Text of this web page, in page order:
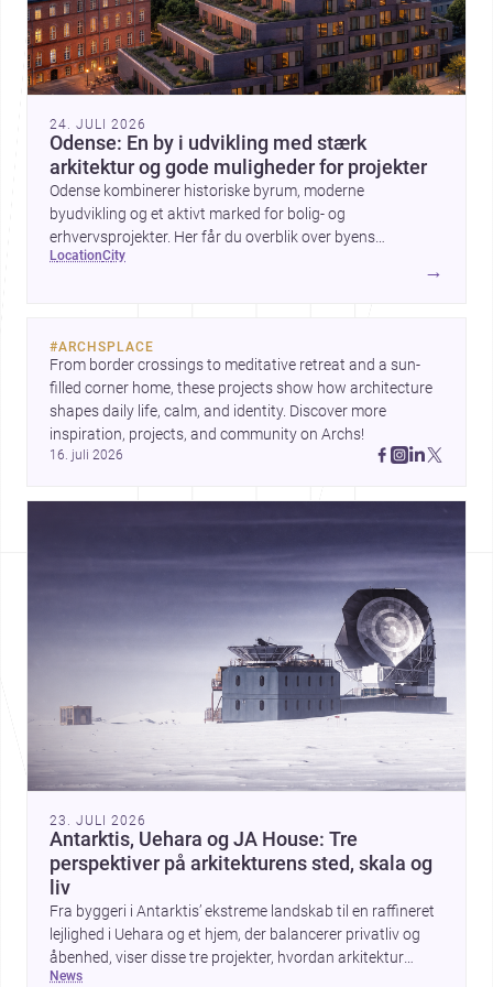
24. JULI 2026
Odense: En by i udvikling med stærk
arkitektur og gode muligheder for projekter
Odense kombinerer historiske byrum, moderne
byudvikling og et aktivt marked for bolig- og
erhvervsprojekter. Her får du overblik over byens
arkitektur, byggemæssige prisniveau og hvorfor byen er
interessant for dig, der planlægger at bygge, renovere eller
location city
→
#ARCHSPLACE
From border crossings to meditative retreat and a sun-
filled corner home, these projects show how architecture
shapes daily life, calm, and identity. Discover more
inspiration, projects, and community on Archs!
16. juli 2026
23. JULI 2026
Antarktis, Uehara og JA House: Tre
perspektiver på arkitekturens sted, skala og
liv
Fra byggeri i Antarktis’ ekstreme landskab til en raffineret
lejlighed i Uehara og et hjem, der balancerer privatliv og
åbenhed, viser disse tre projekter, hvordan arkitektur
formes af klima, kontekst og daglig brug. Tilsammen
news